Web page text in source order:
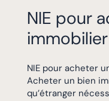
NIE pour
NIE pour acheter
Acheter un bien
qu’étranger